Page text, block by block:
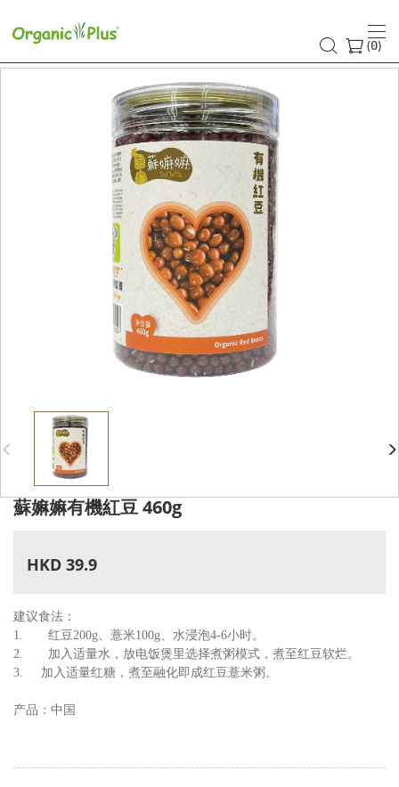
(0)
蘇嫲嫲有機紅豆 460g
HKD 39.9
建议食法：
1. 红豆200g、薏米100g、水浸泡4-6小时。
2. 加入适量水，放电饭煲里选择煮粥模式，煮至红豆软烂。
3. 加入适量红糖，煮至融化即成红豆薏米粥。
产品：中国